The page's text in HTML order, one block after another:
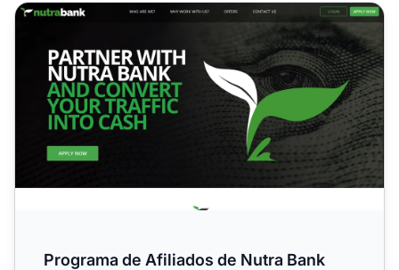
Programa de Afiliados de Nutra Bank
Programa de Afiliados de Nutra Bank